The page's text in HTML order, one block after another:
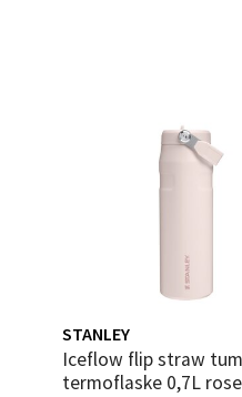
STANLEY
Iceflow flip straw tumbler
termoflaske 0,7L